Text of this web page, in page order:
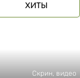
ХИТЫ
Скрин, видео